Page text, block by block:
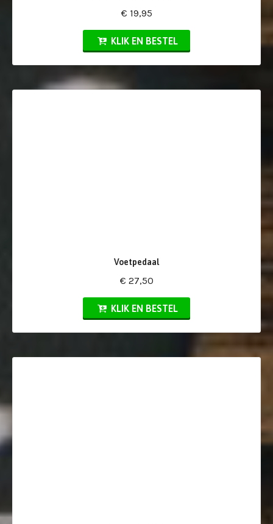
€ 19,95
KLIK EN BESTEL
Voetpedaal
€ 27,50
KLIK EN BESTEL